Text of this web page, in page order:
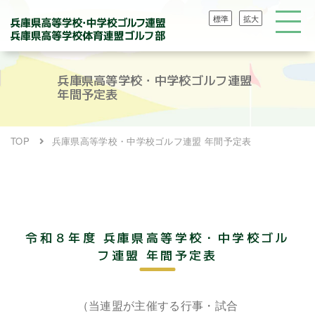
標準 拡大
兵庫県高等学校・中学校ゴルフ連盟
年間予定表
TOP 兵庫県高等学校・中学校ゴルフ連盟 年間予定表
令和８年度 兵庫県高等学校・中学校ゴル
フ連盟 年間予定表
（当連盟が主催する行事・試合